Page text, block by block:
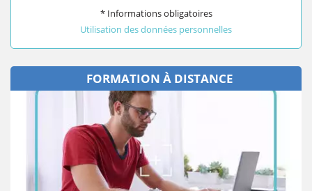
* Informations obligatoires
Utilisation des données personnelles
FORMATION À DISTANCE